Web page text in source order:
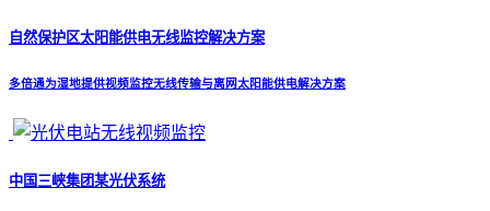
自然保护区太阳能供电无线监控解决方案
多倍通为湿地提供视频监控无线传输与离网太阳能供电解决方案
中国三峡集团某光伏系统